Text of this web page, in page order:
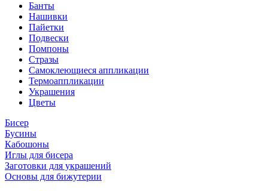
Банты
Нашивки
Пайетки
Подвески
Помпоны
Стразы
Самоклеющиеся аппликации
Термоаппликации
Украшения
Цветы
Бисер
Бусины
Кабошоны
Иглы для бисера
Заготовки для украшений
Основы для бижутерии